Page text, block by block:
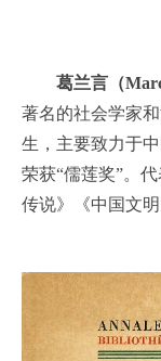
葛兰言（
著名的社会学家
生，主要致力于
荣获“儒莲奖”。
传说》《中国文明